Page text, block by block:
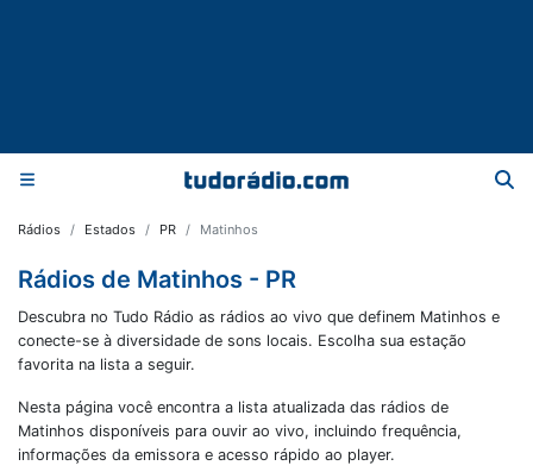
Rádios Estados PR Matinhos
Rádios de Matinhos - PR
Descubra no Tudo Rádio as rádios ao vivo que definem Matinhos e
conecte-se à diversidade de sons locais. Escolha sua estação
favorita na lista a seguir.
Nesta página você encontra a lista atualizada das rádios de
Matinhos disponíveis para ouvir ao vivo, incluindo frequência,
informações da emissora e acesso rápido ao player.